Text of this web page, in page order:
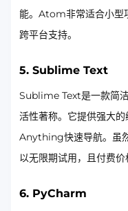
能。Atom非常适合小型
跨平台支持。
5. Sublime Text
Sublime Text是一款简
活性著称。它提供强大
Anything快速导航。虽
以无限期试用，且付费价
6. PyCharm